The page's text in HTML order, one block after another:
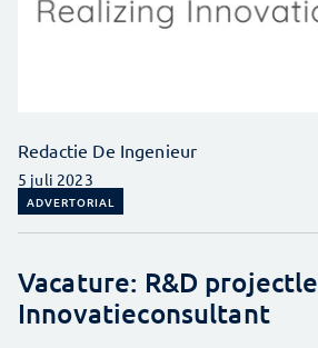
Redactie De Ingenieur
5 juli 2023
ADVERTORIAL
Vacature: R&D
Innovatieconsultant